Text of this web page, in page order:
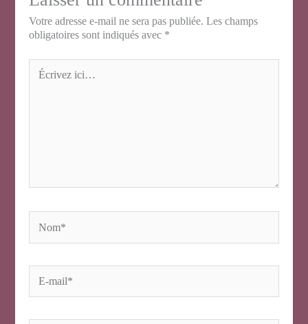
Votre adresse e-mail ne sera pas publiée. Les champs
obligatoires sont indiqués avec *
Écrivez
ici…
mail*